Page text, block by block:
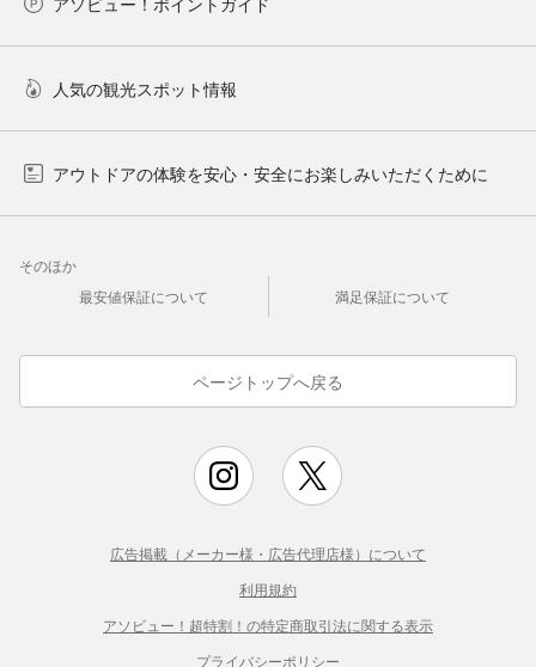
人気の観光スポット情報
アウトドアの体験を安心・安全にお楽しみいただくために
そのほか
最安値保証について
満足保証について
ページトップへ戻る
広告掲載（メーカー様・広告代理店様）について
利用規約
アソビュー！超特割！の特定商取引法に関する表示
プライバシーポリシー